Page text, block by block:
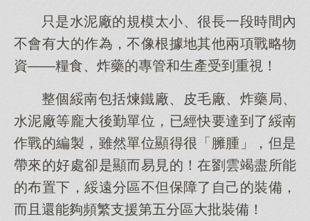
只是水泥廠的規模太小、很長一段時間內
不會有大的作為，不像根據地其他兩項戰略物
資——糧食、炸藥的專管和生產受到重視！
整個綏南包括煉鐵廠、皮毛廠、炸藥局、
水泥廠等龐大後勤單位，已經快要達到了綏南
作戰的編製，雖然單位顯得很「臃腫」，但是
帶來的好處卻是顯而易見的！在劉雲竭盡所能
的布置下，綏遠分區不但保障了自己的裝備，
而且還能夠頻繁支援第五分區大批裝備！